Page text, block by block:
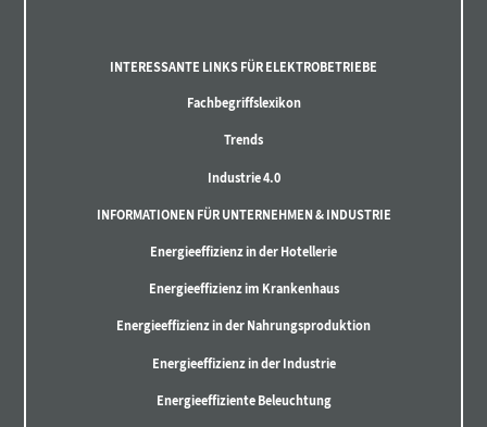
INTERESSANTE LINKS FÜR ELEKTROBETRIEBE
Fachbegriffslexikon
Trends
Industrie 4.0
INFORMATIONEN FÜR UNTERNEHMEN & INDUSTRIE
Energieeffizienz in der Hotellerie
Energieeffizienz im Krankenhaus
Energieeffizienz in der Nahrungsproduktion
Energieeffizienz in der Industrie
Energieeffiziente Beleuchtung